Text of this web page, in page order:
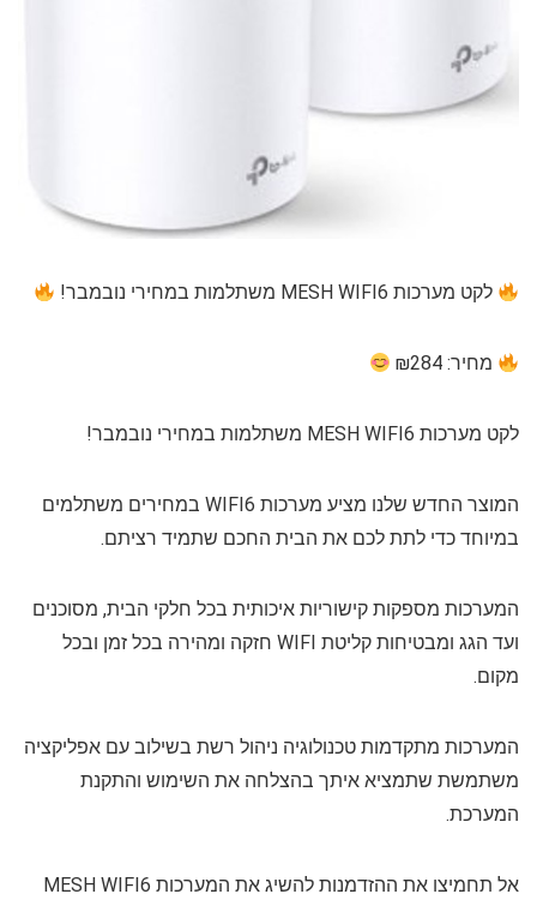
לקט מערכות MESH WIFI6 משתלמות במחירי נובמבר!
מחיר: ₪284
לקט מערכות MESH WIFI6 משתלמות במחירי נובמבר!
המוצר החדש שלנו מציע מערכות WIFI6 במחירים משתלמים
במיוחד כדי לתת לכם את הבית החכם שתמיד רציתם.
המערכות מספקות קישוריות איכותית בכל חלקי הבית, מסוכנים
ועד הגג ומבטיחות קליטת WIFI חזקה ומהירה בכל זמן ובכל
מקום.
המערכות מתקדמות טכנולוגיה ניהול רשת בשילוב עם אפליקציה
משתמשת שתמציא איתך בהצלחה את השימוש והתקנת
המערכת.
אל תחמיצו את ההזדמנות להשיג את המערכות MESH WIFI6